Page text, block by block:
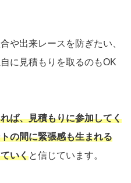
や出来レースを防ぎたい、
に見積もりを取るのもOK
ば、見積もりに参加してく
の間に緊張感も生まれる
いくと信じています。